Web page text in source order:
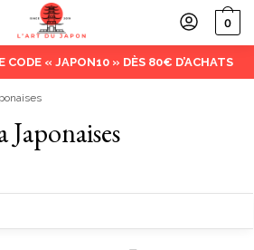
0
CODE « JAPON10 » DÈS 80€ D’ACHATS
Japonaises